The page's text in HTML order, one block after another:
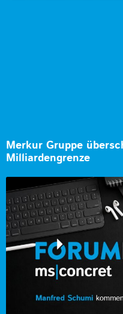
Merkur Gruppe
Milliardengrenze